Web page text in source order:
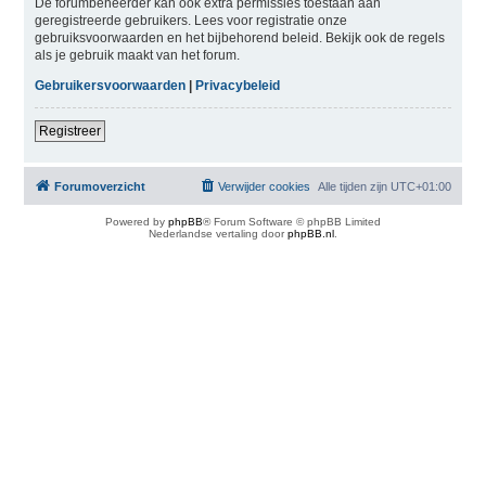
geregistreerde gebruikers. Lees voor registratie onze
gebruiksvoorwaarden en het bijbehorend beleid. Bekijk ook de regels
als je gebruik maakt van het forum.
Gebruikersvoorwaarden| Privacybeleid
Registreer
Forumoverzicht Alle tijden zijn UTC+01:00
Verwijder cookies
Powered by phpBB® Forum Software © phpBB Limited
Nederlandse vertaling doorphpBB.nl